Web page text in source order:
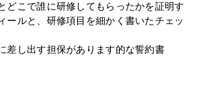
どこで誰に研修してもらったかを証明す
ールと、研修項目を細かく書いたチェッ
差し出す担保があります的な誓約書